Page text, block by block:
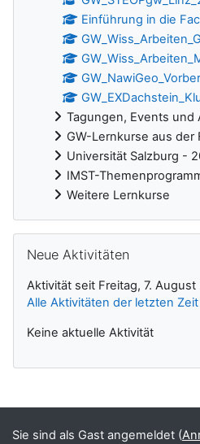
Einführung in die
Tagungen, Events und
GW-Lernkurse aus der
Universität Salzburg -
IMST-
Weitere Lernkurse
Neue Aktivitäten
Aktivität seit Freitag, 7. August
Alle Aktivitäten der letzten Zeit
Keine aktuelle Aktivität
Ergänzungsblöcke
Sie sind als Gast angemeldet (